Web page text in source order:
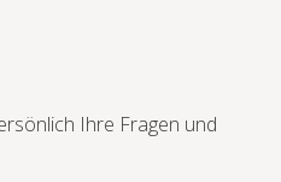
Ihre Fragen und